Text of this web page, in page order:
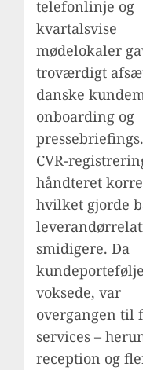
telefonlinje og
kvartalsvise
mødelokaler
troværdigt
danske
onboarding og
CVR-
håndteret
hvilket gjorde
smidigere. Da
voksede, var
overgangen til
services –
reception og